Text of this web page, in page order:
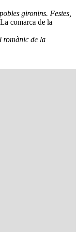
gironins. Festes,
comarca de la
romànic de la